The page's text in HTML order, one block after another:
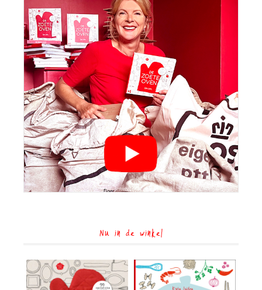
Nu in de winkel